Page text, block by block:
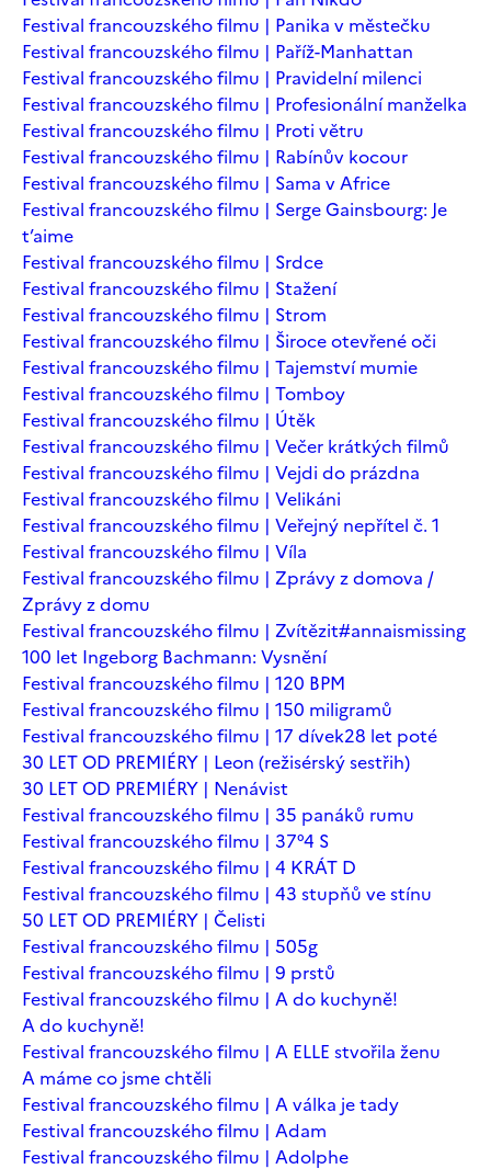
Festival francouzského filmu | Panika v městečku
Festival francouzského filmu | Paříž-Manhattan
Festival francouzského filmu | Pravidelní milenci
Festival francouzského filmu | Profesionální manželka
Festival francouzského filmu | Proti větru
Festival francouzského filmu | Rabínův kocour
Festival francouzského filmu | Sama v Africe
Festival francouzského filmu | Serge Gainsbourg: Je
t’aime
Festival francouzského filmu | Srdce
Festival francouzského filmu | Stažení
Festival francouzského filmu | Strom
Festival francouzského filmu | Široce otevřené oči
Festival francouzského filmu | Tajemství mumie
Festival francouzského filmu | Tomboy
Festival francouzského filmu | Útěk
Festival francouzského filmu | Večer krátkých filmů
Festival francouzského filmu | Vejdi do prázdna
Festival francouzského filmu | Velikáni
Festival francouzského filmu | Veřejný nepřítel č. 1
Festival francouzského filmu | Víla
Festival francouzského filmu | Zprávy z domova /
Zprávy z domu
Festival francouzského filmu | Zvítězit#annaismissing
100 let Ingeborg Bachmann: Vysnění
Festival francouzského filmu | 120 BPM
Festival francouzského filmu | 150 miligramů
Festival francouzského filmu | 17 dívek28 let poté
30 LET OD PREMIÉRY | Leon (režisérský sestřih)
30 LET OD PREMIÉRY | Nenávist
Festival francouzského filmu | 35 panáků rumu
Festival francouzského filmu | 37°4 S
Festival francouzského filmu | 4 KRÁT D
Festival francouzského filmu | 43 stupňů ve stínu
50 LET OD PREMIÉRY | Čelisti
Festival francouzského filmu | 505g
Festival francouzského filmu | 9 prstů
Festival francouzského filmu | A do kuchyně!
A do kuchyně!
Festival francouzského filmu | A ELLE stvořila ženu
A máme co jsme chtěli
Festival francouzského filmu | A válka je tady
Festival francouzského filmu | Adam
Festival francouzského filmu | Adolphe